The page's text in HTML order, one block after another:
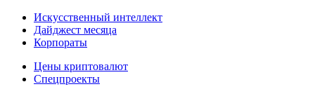
Искусственный интеллект
Дайджест месяца
Корпораты
Цены криптовалют
Спецпроекты